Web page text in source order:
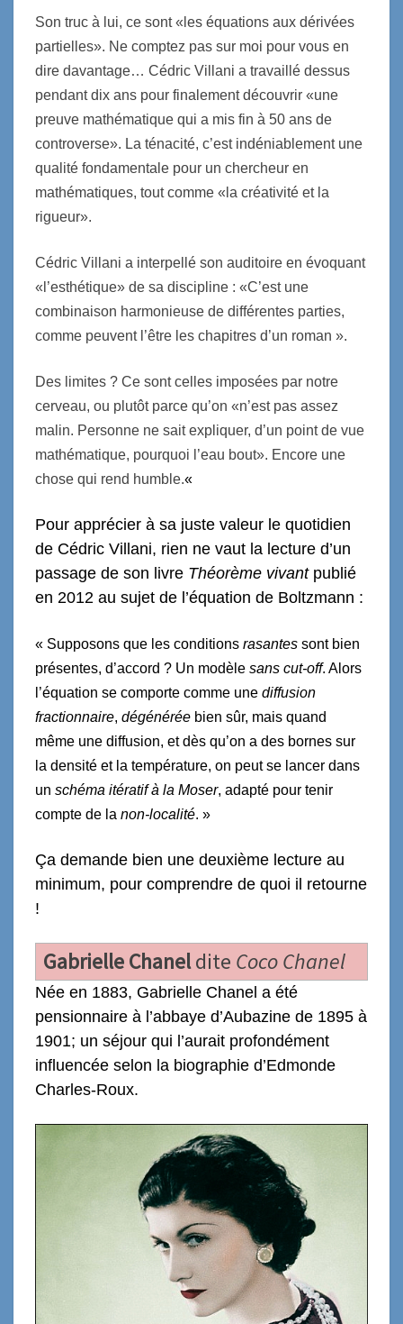
Son truc à lui, ce sont «les équations aux dérivées
partielles». Ne comptez pas sur moi pour vous en
dire davantage… Cédric Villani a travaillé dessus
pendant dix ans pour finalement découvrir «une
preuve mathématique qui a mis fin à 50 ans de
controverse». La ténacité, c’est indéniablement une
qualité fondamentale pour un chercheur en
mathématiques, tout comme «la créativité et la
rigueur».
Cédric Villani a interpellé son auditoire en évoquant
«l’esthétique» de sa discipline : «C’est une
combinaison harmonieuse de différentes parties,
comme peuvent l’être les chapitres d’un roman ».
Des limites ? Ce sont celles imposées par notre
cerveau, ou plutôt parce qu’on «n’est pas assez
malin. Personne ne sait expliquer, d’un point de vue
mathématique, pourquoi l’eau bout». Encore une
chose qui rend humble.«
Pour apprécier à sa juste valeur le quotidien
de Cédric Villani, rien ne vaut la lecture d’un
passage de son livre Théorème vivantpublié
en 2012 au sujet de l’équation de Boltzmann :
« Supposons que les conditions rasantes sont bien
présentes, d’accord ? Un modèle sans cut-off. Alors
l’équation se comporte comme une diffusion
fractionnaire, dégénérée bien sûr, mais quand
même une diffusion, et dès qu’on a des bornes sur
la densité et la température, on peut se lancer dans
un schéma itératif à la Moser, adapté pour tenir
compte de la non-localité. »
Ça demande bien une deuxième lecture au
minimum, pour comprendre de quoi il retourne
!
Gabrielle Chaneldite Coco Chanel
Née en 1883, Gabrielle Chanel a été
pensionnaire à l’abbaye d’Aubazine de 1895 à
1901; un séjour qui l’aurait profondément
influencée selon la biographie d’Edmonde
Charles-Roux.